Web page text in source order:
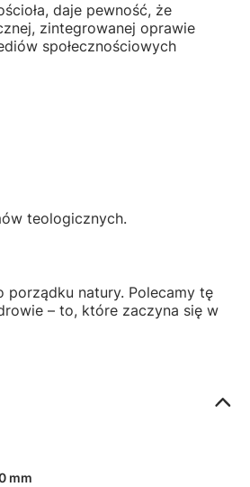
daje pewność, że
zintegrowanej oprawie
społecznościowych
teologicznych.
porządku natury. Polecamy tę
– to, które zaczyna się w
mm